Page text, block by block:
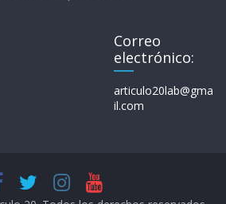
Correo
electrónico:
articulo20lab@gma
il.com